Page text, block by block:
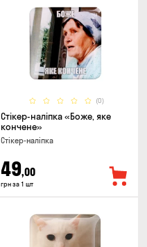
(0)
Стікер-наліпка «Боже, яке
кончене»
Стікер-наліпка
49,00
грн за 1 шт